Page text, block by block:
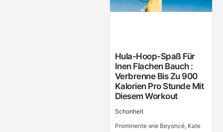
Hula-Hoop-Spaß Für
Inen Flachen Bauch :
Verbrenne Bis Zu 900
Kalorien Pro Stunde Mit
Diesem Workout
Schonheit
Prominente wie Beyoncé, Kate